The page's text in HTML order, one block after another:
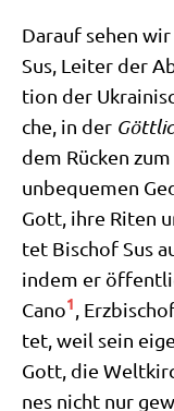
Dar­auf sehen
Sus, Lei­ter der
ti­on der
che, in der
dem Rücken
unbe­que­men
Gott, ihre Riten
tet Bischof Sus
indem er
Cano1,
tet, weil sein
Gott, die
nes nicht nur